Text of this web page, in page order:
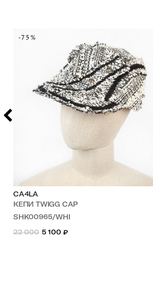
-75%
CA4LA
КЕПИ TWIGG CAP
SHK00965/WHI
22 000
5 100 ₽